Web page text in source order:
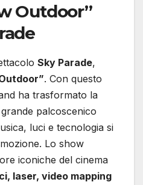
Outdoor”
Sky Parade,
. Con questo
ha trasformato la
palcoscenico
luci e tecnologia si
Lo show
iconiche del cinema
laser, video mapping